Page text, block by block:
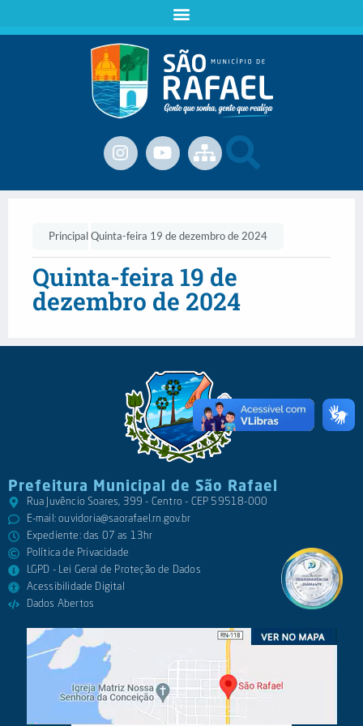
PrincipalQuinta-feira 19 de dezembro de 2024
Quinta-feira 19 de
dezembro de 2024
Prefeitura Municipal de São Rafael
Rua Juvêncio Soares, 399 - Centro - CEP 59518-000
E-mail:ouvidoria@saorafael.rn.gov.br
Expediente: das 07 as 13hr
Política de Privacidade
LGPD - Lei Geral de Proteção de Dados
Acessibilidade Digital
Dados Abertos